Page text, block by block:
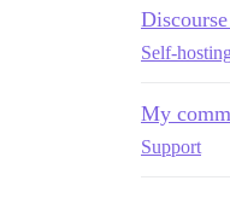
Self-hosting
My
Support